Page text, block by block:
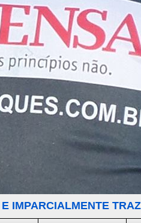
IMPARCIALMENTE